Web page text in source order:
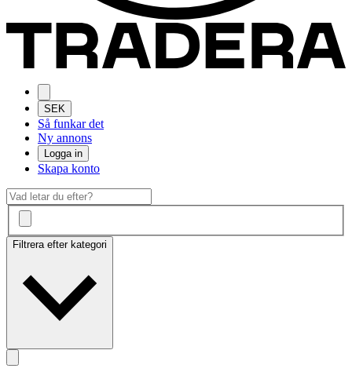
SEK
Så funkar det
Ny annons
Logga in
Skapa konto
Filtrera efter kategori